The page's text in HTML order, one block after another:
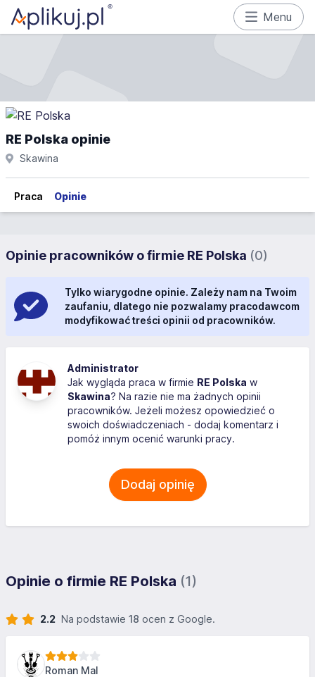
Menu
RE Polska opinie
Skawina
Praca Opinie
Opinie pracowników o firmie RE Polska (0)
Tylko wiarygodne opinie. Zależy nam na Twoim
zaufaniu, dlatego nie pozwalamy pracodawcom
modyfikować treści opinii od pracowników.
Administrator
Jak wygląda praca w firmie RE Polska w
Skawina? Na razie nie ma żadnych opinii
pracowników. Jeżeli możesz opowiedzieć o
swoich doświadczeniach - dodaj komentarz i
pomóż innym ocenić warunki pracy.
Dodaj opinię
Opinie o firmie RE Polska (1)
2.2 Na podstawie 18 ocen z Google.
Roman Mal